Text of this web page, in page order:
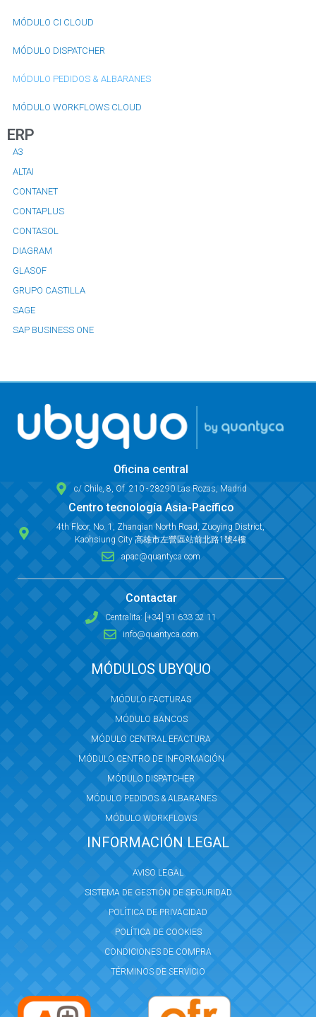
MÓDULO CI CLOUD
MÓDULO DISPATCHER
MÓDULO PEDIDOS & ALBARANES
MÓDULO WORKFLOWS CLOUD
ERP
A3
ALTAI
CONTANET
CONTAPLUS
CONTASOL
DIAGRAM
GLASOF
GRUPO CASTILLA
SAGE
SAP BUSINESS ONE
Oficina central
c/ Chile, 8, Of. 210 - 28290 Las Rozas, Madrid
Centro tecnología Asia-Pacífico
4th Floor, No. 1, Zhanqian North Road, Zuoying District,
Kaohsiung City 高雄市左營區站前北路1號4樓
apac@quantyca.com
Contactar
Centralita: [+34] 91 633 32 11
info@quantyca.com
MÓDULOS UBYQUO
MÓDULO FACTURAS
MÓDULO BANCOS
MÓDULO CENTRAL EFACTURA
MÓDULO CENTRO DE INFORMACIÓN
MÓDULO DISPATCHER
MÓDULO PEDIDOS & ALBARANES
MÓDULO WORKFLOWS
INFORMACIÓN LEGAL
AVISO LEGAL
SISTEMA DE GESTIÓN DE SEGURIDAD
POLÍTICA DE PRIVACIDAD
POLÍTICA DE COOKIES
CONDICIONES DE COMPRA
TÉRMINOS DE SERVICIO